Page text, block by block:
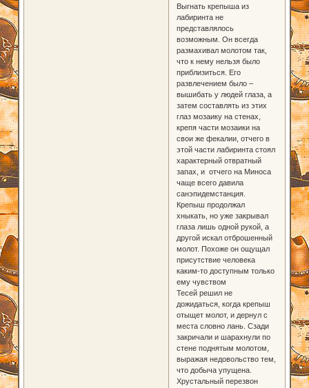
Выгнать крепыша из
лабиринта не
представлялось
возможным. Он всегда
размахивал молотом так,
что к нему нельзя было
приблизиться. Его
развлечением было –
вышибать у людей глаза, а
затем составлять из этих
глаз мозаику на стенах,
крепя части мозаики на
свои же фекалии, отчего в
этой части лабиринта стоял
характерный отвратный
запах, и отчего на Миноса
чаще всего давила
санэпидемстанция.
Крепыш продолжал
хныкать, но уже закрывал
глаза лишь одной рукой, а
другой искал отброшенный
молот. Похоже он ощущал
присутствие человека
каким-то доступным только
ему чувством
Тесей решил не
дожидаться, когда крепыш
отыщет молот, и дернул с
места словно лань. Сзади
закричали и шарахнули по
стене поднятым молотом,
выражая недовольство тем,
что добыча упущена.
Хрустальный перезвон